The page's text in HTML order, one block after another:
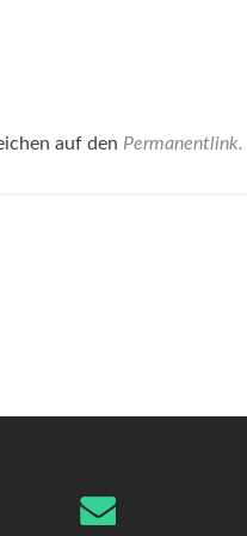
auf den Permanentlink.